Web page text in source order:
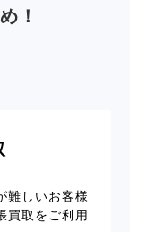
！
難しいお客様
買取をご利用